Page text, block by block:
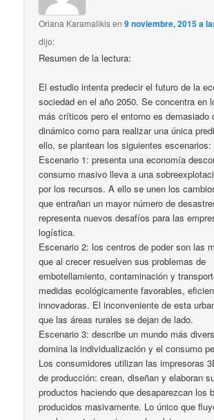
Oriana Karamalikisen9 noviembre, 2015 a
dijo:
Resumen de la lectura:
El estudio intenta predecir el futuro de la
sociedad en el año 2050. Se concentra en
más críticos pero el entorno es demasiado
dinámico como para realizar una única
ello, se plantean los siguientes escenarios:
Escenario 1: presenta una economía
consumo masivo lleva a una
por los recursos. A ello se unen los
que entrañan un mayor número de
representa nuevos desafíos para las
logística.
Escenario 2: los centros de poder son las
que al crecer resuelven sus problemas de
embotellamiento, contaminación y
medidas ecológicamente favorables,
innovadoras. El inconveniente de esta
que las áreas rurales se dejan de lado.
Escenario 3: describe un mundo más
domina la individualización y el consumo
Los consumidores utilizan las impresoras
de producción: crean, diseñan y elaboran
productos haciendo que desaparezcan los
producidos masivamente. Lo único que